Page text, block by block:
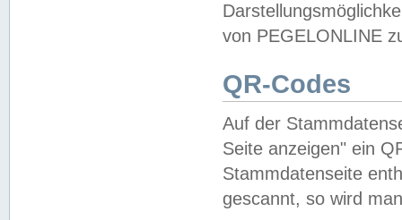
von PEGELONLINE
QR-Codes
Auf der
Seite anzeigen" ein
Stammdatenseite
gescannt, so wird